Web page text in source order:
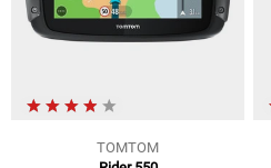
TOMTOM